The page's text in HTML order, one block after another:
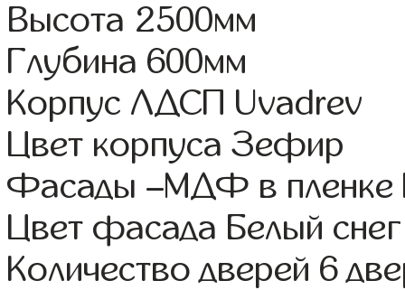
Высота 2500мм
Глубина 600мм
Корпус ЛДСП Uvadrev
Цвет корпуса Зефир
Фасады –МДФ в пленке
Цвет фасада Белый
Количество дверей 6